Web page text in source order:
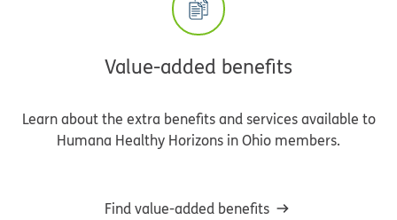
Value-added benefits
Learn about the extra benefits and services available to
Humana Healthy Horizons in Ohio members.
Find value-added benefits